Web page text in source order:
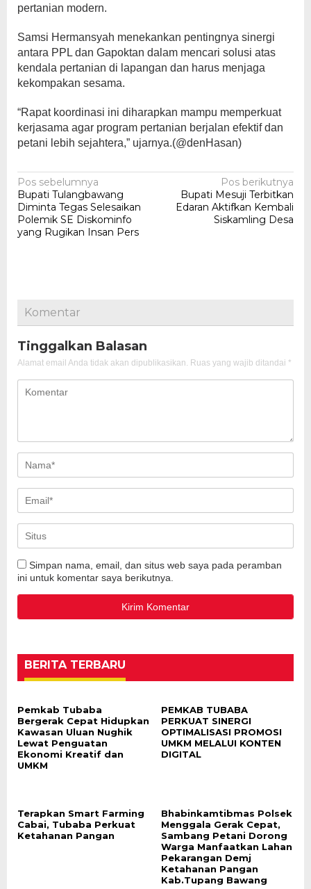
pertanian modern.
Samsi Hermansyah menekankan pentingnya sinergi
antara PPL dan Gapoktan dalam mencari solusi atas
kendala pertanian di lapangan dan harus menjaga
kekompakan sesama.
“Rapat koordinasi ini diharapkan mampu memperkuat
kerjasama agar program pertanian berjalan efektif dan
petani lebih sejahtera,” ujarnya.(@denHasan)
Navigasi
pos
Pos sebelumnya
Bupati Tulangbawang
Diminta Tegas Selesaikan
Polemik SE Diskominfo
yang Rugikan Insan Pers
Pos berikutnya
Bupati Mesuji Terbitkan
Edaran Aktifkan Kembali
Siskamling Desa
Komentar
Tinggalkan Balasan
Alamat email Anda tidak akan dipublikasikan. Ruas yang wajib ditandai *
Simpan nama, email, dan situs web saya pada peramban
ini untuk komentar saya berikutnya.
BERITA TERBARU
Pemkab Tubaba
Bergerak Cepat Hidupkan
Kawasan Uluan Nughik
Lewat Penguatan
Ekonomi Kreatif dan
UMKM
PEMKAB TUBABA
PERKUAT SINERGI
OPTIMALISASI PROMOSI
UMKM MELALUI KONTEN
DIGITAL
Terapkan Smart Farming
Cabai, Tubaba Perkuat
Ketahanan Pangan
Bhabinkamtibmas Polsek
Menggala Gerak Cepat,
Sambang Petani Dorong
Warga Manfaatkan Lahan
Pekarangan Demj
Ketahanan Pangan
Kab.Tupang Bawang